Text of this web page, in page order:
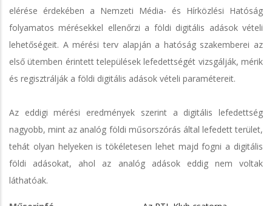
elérése érdekében a Nemzeti Média- és Hírközlési Hatóság
folyamatos mérésekkel ellenőrzi a földi digitális adások vételi
lehetőségeit. A mérési terv alapján a hatóság szakemberei az
első ütemben érintett települések lefedettségét vizsgálják, mérik
és regisztrálják a földi digitális adások vételi paramétereit.
Az eddigi mérési eredmények szerint a digitális lefedettség
nagyobb, mint az analóg földi műsorszórás által lefedett terület,
tehát olyan helyeken is tökéletesen lehet majd fogni a digitális
földi adásokat, ahol az analóg adások eddig nem voltak
láthatóak.